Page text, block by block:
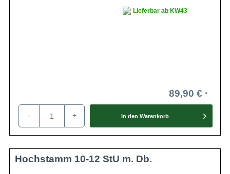
Lieferbar ab KW43
89,90 €
- + In den Warenkorb
Hochstamm 10-12 StU m. Db.